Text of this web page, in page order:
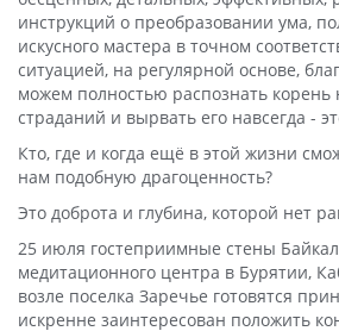
инструкций о преобразовании ума,
искусного мастера в точном
ситуацией, на регулярной основе,
можем полностью распознать
страданий и вырвать его навсегда -
Кто, где и когда ещё в этой жизни
нам подобную драгоценность?
Это доброта и глубина, которой нет
25 июля гостеприимные стены
медитационного центра в Бурятии,
возле поселка Заречье готовятся
искренне заинтересован положить